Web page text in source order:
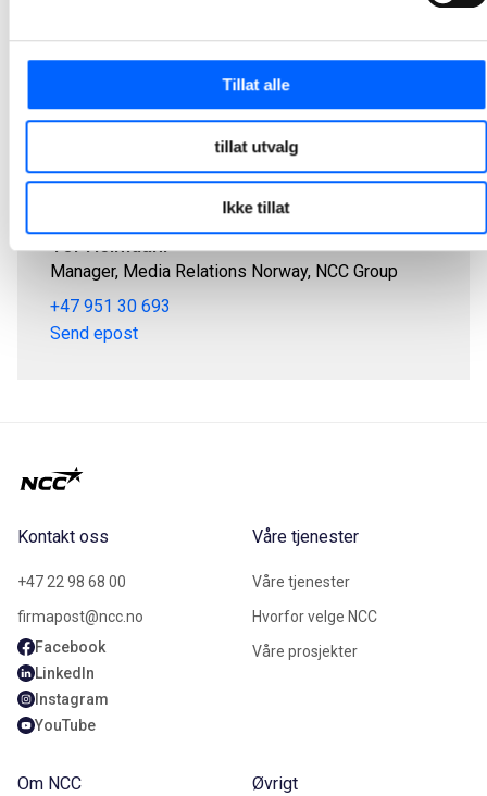
Tillat alle
tillat utvalg
Ikke tillat
Tor Heimdahl
Manager, Media Relations Norway, NCC Group
+47 951 30 693
Send epost
Kontakt oss
+47 22 98 68 00
firmapost@ncc.no
Facebook
LinkedIn
Instagram
YouTube
Våre tjenester
Våre tjenester
Hvorfor velge NCC
Våre prosjekter
Om NCC Øvrigt